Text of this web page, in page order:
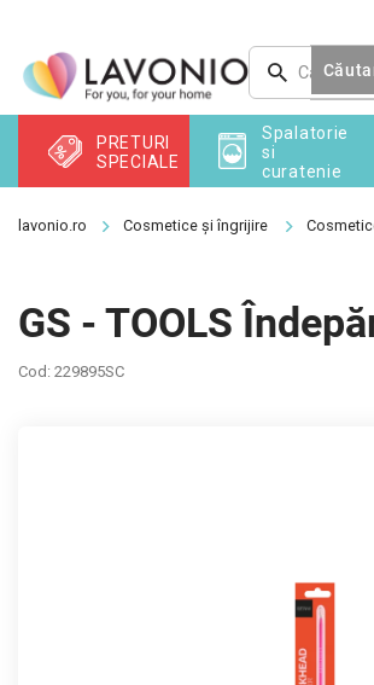
conținut
PRETURI
SPECIALE
Spalatorie
si
curatenie
Cosmetice și îngrijire
GS - TOOLS
Cod: 229895SC